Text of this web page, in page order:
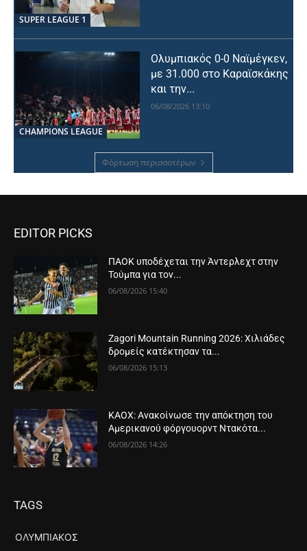
SUPER LEAGUE 1
CHAMPIONS LEAGUE
Ολυμπιακός 0-0 Ναϊμέγκεν,
με 31.000 στο Καραϊσκάκης
και την...
06/08/2026 13:10
Φόρτωση περισσοτέρων
EDITOR PICKS
ΠΑΟΚ υποδέχεται την Άντερλεχτ στην
Τούμπα για τον...
06/08/2026 15:40
Zagori Mountain Running 2026: Χιλιάδες
δρομείς κατέκτησαν τα...
06/08/2026 15:13
ΚΑΟΧ: Ανακοίνωσε την απόκτηση του
Αμερικανού φόργουορντ Ντακότα...
06/08/2026 14:26
TAGS
ΟΛΥΜΠΙΑΚΌΣ